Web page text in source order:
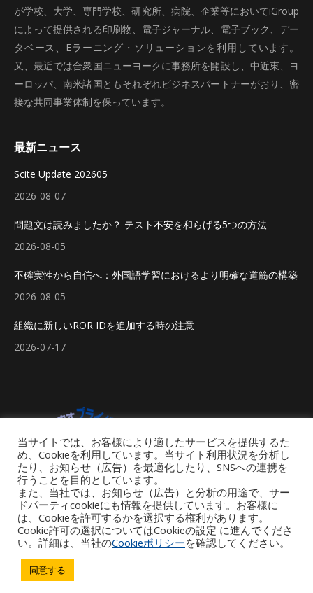
が学校、大学、専門学校、研究所、病院、企業等においてiGroup
によって提供される印刷物、電子ジャーナル、電子ブック、デー
タベース、Eラーニング・ソリューションを利用しています。
又、最近では合衆国ニューヨークに事務所を開設し、中近東、ヨ
ーロッパ、南米諸国ともそれぞれビジネスパートナーがおり、密
接な共同事業体制を保っています。
最新ニュース
Scite Update 202605
2026-08-07
問題文は読みましたか？ テスト不安を和らげる5つの方法
2026-08-05
不確実性から自信へ：外国語学習におけるより明確な道筋の構築
2026-08-05
組織に新しいROR IDを追加する時の注意
2026-07-17
当サイトでは、お客様により適したサービスを提供するた
め、Cookieを利用しています。当サイト利用状況を分析し
たり、お知らせ（広告）を最適化したり、SNSへの連携を
行うことを目的としています。
また、当社では、お知らせ（広告）と分析の用途で、サー
ドパーティcookieにも情報を提供しています。お客様に
は、Cookieを許可するかを選択する権利があります。
Cookie許可の選択についてはCookieの設定 に進んでくださ
い。詳細は、当社のCookieポリシーを確認してください。
同意する